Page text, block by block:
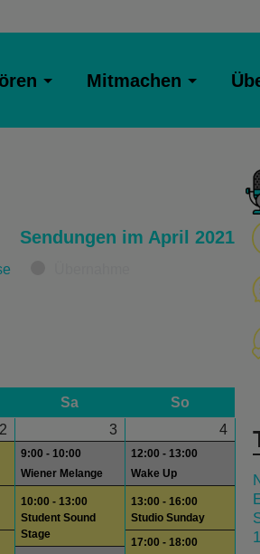
Mitmachen
Sendungen im April 2021
Sa
So
2 3
9:00 - 10:00
Wiener Melange
10:00 - 13:00
Student Sound
Stage
4
12:00 - 13:00
Wake Up
13:00 - 16:00
Studio Sunday
17:00 - 18:00